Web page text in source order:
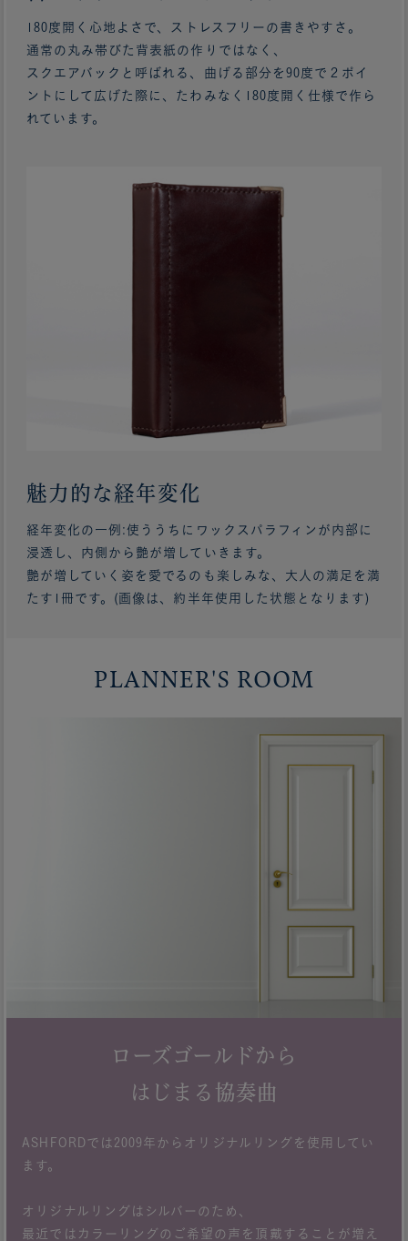
180度開く心地よさで、ストレスフリーの書きやすさ。
通常の丸み帯びた背表紙の作りではなく、
スクエアバックと呼ばれる、曲げる部分を90度で２ポイ
ントにして広げた際に、たわみなく180度開く仕様で作ら
れています。
魅力的な経年変化
経年変化の一例:使ううちにワックスパラフィンが内部に
浸透し、内側から艶が増していきます。
艶が増していく姿を愛でるのも楽しみな、大人の満足を満
たす1冊です。(画像は、約半年使用した状態となります)
PLANNER'S ROOM
ローズゴールドから
はじまる協奏曲
ASHFORDでは2009年からオリジナルリングを使用してい
ます。
オリジナルリングはシルバーのため、
最近ではカラーリングのご希望の声を頂戴することが増え